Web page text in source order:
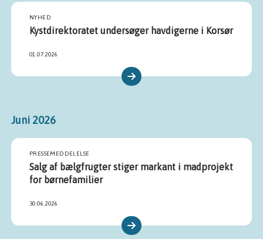
NYHED
Kystdirektoratet undersøger havdigerne i Korsør
01.07.2026
Juni 2026
PRESSEMEDDELELSE
Salg af bælgfrugter stiger markant i madprojekt
for børnefamilier
30.06.2026